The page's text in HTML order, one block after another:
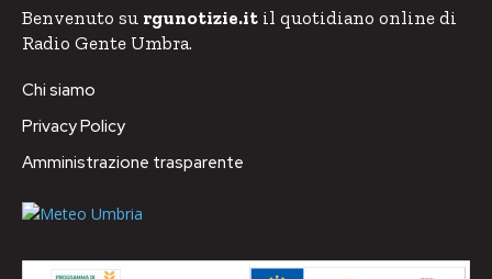
Benvenuto su rgunotizie.it il quotidiano online di
Radio Gente Umbra.
Chi siamo
Privacy Policy
Amministrazione trasparente